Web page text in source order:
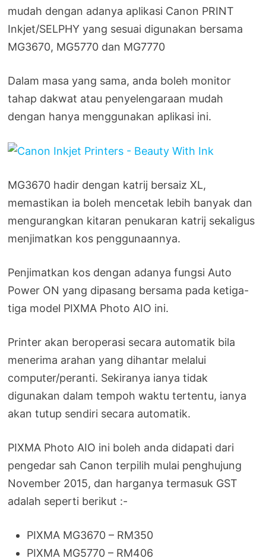
mudah dengan adanya aplikasi Canon PRINT
Inkjet/SELPHY yang sesuai digunakan bersama
MG3670, MG5770 dan MG7770
Dalam masa yang sama, anda boleh monitor
tahap dakwat atau penyelengaraan mudah
dengan hanya menggunakan aplikasi ini.
MG3670 hadir dengan katrij bersaiz XL,
memastikan ia boleh mencetak lebih banyak dan
mengurangkan kitaran penukaran katrij sekaligus
menjimatkan kos penggunaannya.
Penjimatkan kos dengan adanya fungsi Auto
Power ON yang dipasang bersama pada ketiga-
tiga model PIXMA Photo AIO ini.
Printer akan beroperasi secara automatik bila
menerima arahan yang dihantar melalui
computer/peranti. Sekiranya ianya tidak
digunakan dalam tempoh waktu tertentu, ianya
akan tutup sendiri secara automatik.
PIXMA Photo AIO ini boleh anda didapati dari
pengedar sah Canon terpilih mulai penghujung
November 2015, dan harganya termasuk GST
adalah seperti berikut :-
PIXMA MG3670 – RM350
PIXMA MG5770 – RM406